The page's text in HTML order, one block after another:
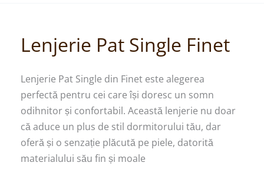
i
l
i
t
Lenjerie Pat Single Finet
Lenjerie Pat Single din Finet este alegerea
perfectă pentru cei care își doresc un somn
odihnitor și confortabil. Această lenjerie nu doar
că aduce un plus de stil dormitorului tău, dar
oferă și o senzație plăcută pe piele, datorită
materialului său fin și moale